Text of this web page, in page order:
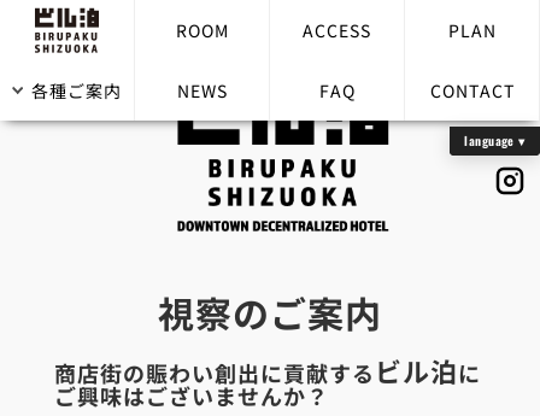
ROOM ACCESS PLAN
各種ご案内 NEWS FAQ CONTACT
視察のご案内
商店街の賑わい創出に貢献する ビル泊に
ご興味はございませんか？